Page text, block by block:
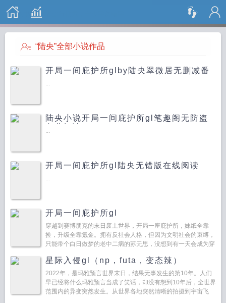
搜 索
“陆央”全部小说作品
开局一间庇护所glby陆央翠微居无删减番
...
陆央小说开局一间庇护所gl笔趣阁无防盗
...
开局一间庇护所gl陆央无错版在线阅读
...
开局一间庇护所gl
穿越到赛博朋克的末日废土世界，开局一座庇护所，妹纸全靠
捡，升级全靠氪金。拥有反社会人格，但因为文明社会的束缚，
只能带个白日做梦的老中二病的苏无思，没想到有一天会成为穿
星际入侵gl（np，futa，变态辣）
2022年，是玛雅预言世界末日，结果无事发生的第10年。人们
早已经将什么玛雅预言当成了笑话，却没有想到10年后，全世界
范围内的异变突然发生。从世界各地突然清晰的拍摄到宇宙飞